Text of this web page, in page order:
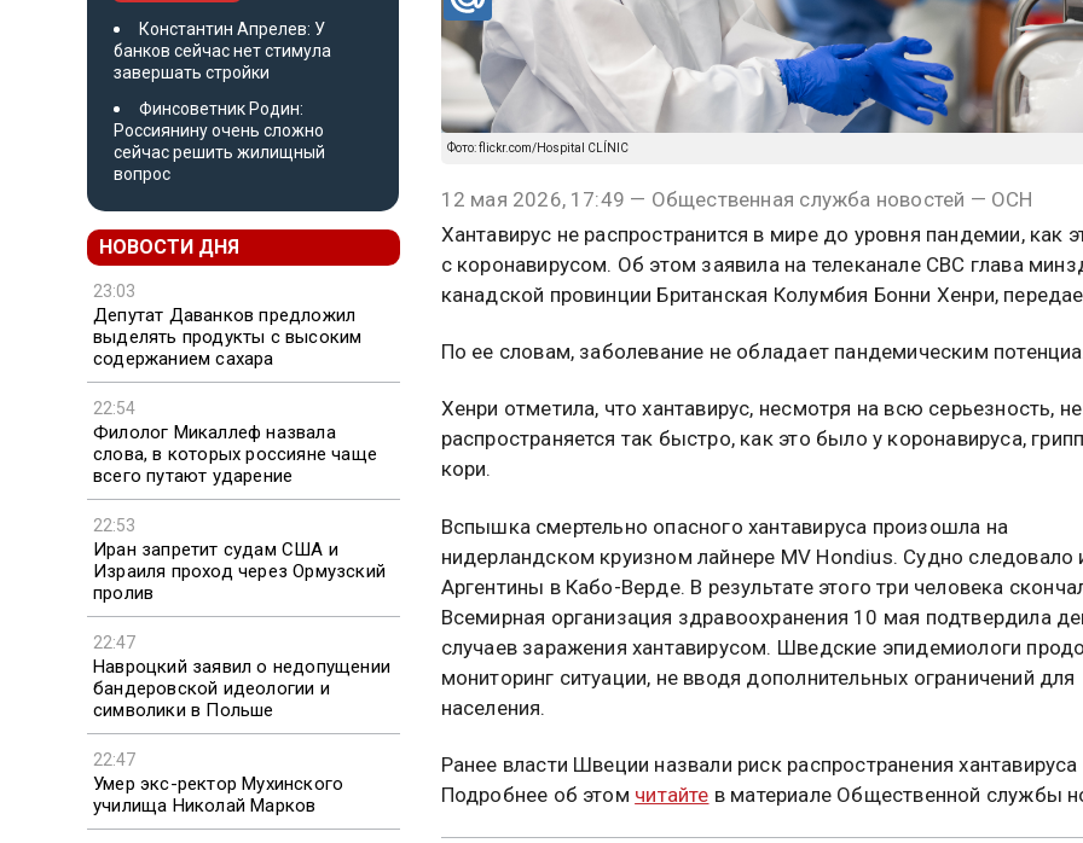
Константин Апрелев: У
банков сейчас нет стимула
завершать стройки
Финсоветник Родин:
Россиянину очень сложно
сейчас решить жилищный
вопрос
НОВОСТИ ДНЯ
23:03
Депутат Даванков предложил
выделять продукты с высоким
содержанием сахара
22:54
Филолог Микаллеф назвала
слова, в которых россияне чаще
всего путают ударение
22:53
Иран запретит судам США и
Израиля проход через Ормузский
пролив
22:47
Навроцкий заявил о недопущении
бандеровской идеологии и
символики в Польше
22:47
Умер экс-ректор Мухинского
училища Николай Марков
Фото: flickr.com/Hospital CLÍNIC
12 мая 2026, 17:49 — Общественная служба новостей — ОСН
Хантавирус не распространится в мире до уровня пандемии, как
с коронавирусом. Об этом заявила на телеканале CBC глава
канадской провинции Британская Колумбия Бонни Хенри,
По ее словам, заболевание не обладает пандемическим
Хенри отметила, что хантавирус, несмотря на всю серьезность, не
распространяется так быстро, как это было у коронавируса,
кори.
Вспышка смертельно опасного хантавируса произошла на
нидерландском круизном лайнере MV Hondius. Судно следовало
Аргентины в Кабо-Верде. В результате этого три человека
Всемирная организация здравоохранения 10 мая подтвердила
случаев заражения хантавирусом. Шведские эпидемиологи
мониторинг ситуации, не вводя дополнительных ограничений для
населения.
Ранее власти Швеции назвали риск распространения
Подробнее об этом читайте в материале Общественной службы